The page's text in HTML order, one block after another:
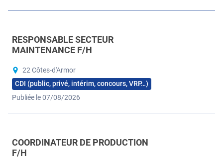
RESPONSABLE SECTEUR
MAINTENANCE F/H
22 Côtes-d'Armor
CDI (public, privé, intérim, concours, VRP…)
Publiée le 07/08/2026
COORDINATEUR DE PRODUCTION
F/H